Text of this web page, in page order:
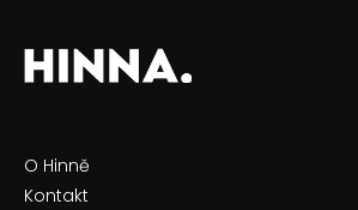
O Hinně
Kontakt